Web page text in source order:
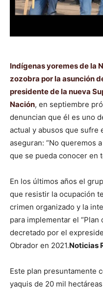
Indígenas yoremes de la
zozobra por la asunción
presidente de la nueva
Nación, en septiembre
denuncian que él es uno
actual y abusos que sufre
aseguran: “No queremos
que se pueda conocer en
En los últimos años el
que resistir la ocupación
crimen organizado y la
para implementar el “Plan
decretado por el
Obrador en 2021.Noticias
Este plan presuntamente
yaquis de 20 mil